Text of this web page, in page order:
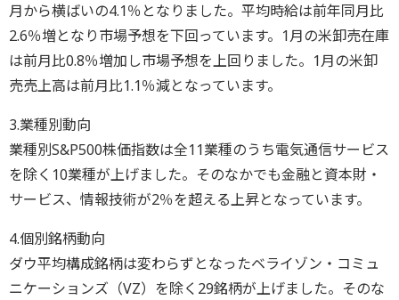
月から横ばいの4.1％となりました。平均時給は前年同月比
2.6％増となり市場予想を下回っています。1月の米卸売在庫
は前月比0.8％増加し市場予想を上回りました。1月の米卸
売売上高は前月比1.1％減となっています。
3.業種別動向
業種別S&P500株価指数は全11業種のうち電気通信サービス
を除く10業種が上げました。そのなかでも金融と資本財・
サービス、情報技術が2％を超える上昇となっています。
4.個別銘柄動向
ダウ平均構成銘柄は変わらずとなったベライゾン・コミュ
ニケーションズ（VZ）を除く29銘柄が上げました。そのな